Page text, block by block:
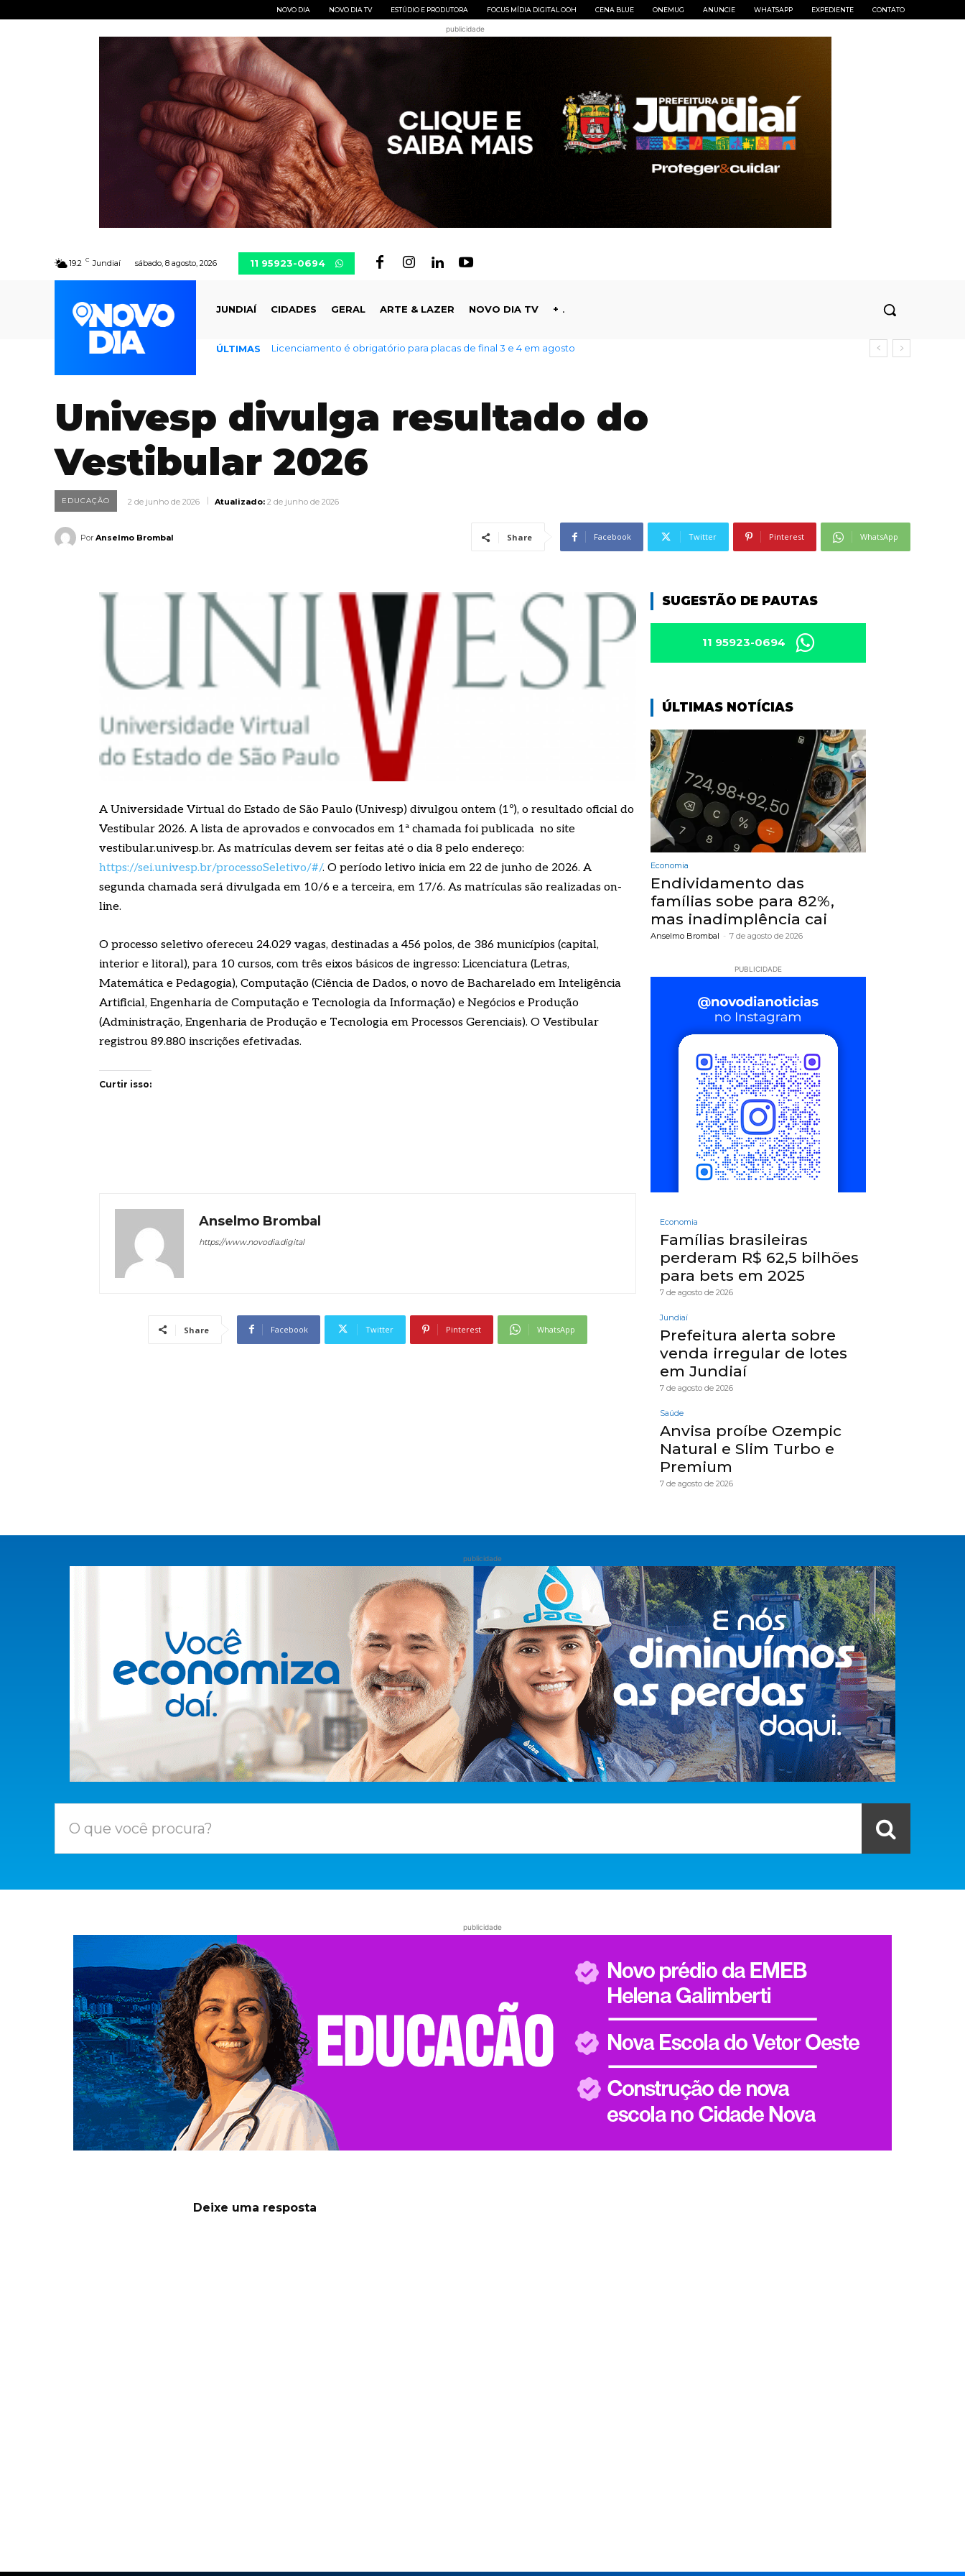
NOVO DIA NOVO DIA TV ESTÚDIO E PRODUTORA FOCUS MÍDIA DIGITAL OOH CENA BLUE ONEMUG ANUNCIE WHATSAPP EXPEDIENTE CONTATO
publicidade
19.2 C Jundiaí sábado, 8 agosto, 2026 11 95923-0694
JUNDIAÍ CIDADES GERAL ARTE & LAZER NOVO DIA TV +
ÚLTIMAS Endividamento das famílias sobe para 82%, mas inadimplência cai
Licenciamento é obrigatório para placas de final 3 e 4 em agosto
Univesp divulga resultado do
Vestibular 2026
EDUCAÇÃO 2 de junho de 2026 Atualizado: 2 de junho de 2026
Por Anselmo Brombal Share Facebook Twitter Pinterest WhatsApp
A Universidade Virtual do Estado de São Paulo (Univesp) divulgou ontem (1º), o resultado oficial do
Vestibular 2026. A lista de aprovados e convocados em 1ª chamada foi publicada no site
vestibular.univesp.br. As matrículas devem ser feitas até o dia 8 pelo endereço:
https://sei.univesp.br/processoSeletivo/#/. O período letivo inicia em 22 de junho de 2026. A
segunda chamada será divulgada em 10/6 e a terceira, em 17/6. As matrículas são realizadas on-
line.
O processo seletivo ofereceu 24.029 vagas, destinadas a 456 polos, de 386 municípios (capital,
interior e litoral), para 10 cursos, com três eixos básicos de ingresso: Licenciatura (Letras,
Matemática e Pedagogia), Computação (Ciência de Dados, o novo de Bacharelado em Inteligência
Artificial, Engenharia de Computação e Tecnologia da Informação) e Negócios e Produção
(Administração, Engenharia de Produção e Tecnologia em Processos Gerenciais). O Vestibular
registrou 89.880 inscrições efetivadas.
Curtir isso:
Anselmo Brombal
https://www.novodia.digital
Share Facebook Twitter Pinterest WhatsApp
SUGESTÃO DE PAUTAS
11 95923-0694
ÚLTIMAS NOTÍCIAS
Economia
Endividamento das
famílias sobe para 82%,
mas inadimplência cai
Anselmo Brombal - 7 de agosto de 2026
PUBLICIDADE
Economia
Famílias brasileiras
perderam R$ 62,5 bilhões
para bets em 2025
7 de agosto de 2026
Jundiaí
Prefeitura alerta sobre
venda irregular de lotes
em Jundiaí
7 de agosto de 2026
Saúde
Anvisa proíbe Ozempic
Natural e Slim Turbo e
Premium
7 de agosto de 2026
publicidade
O que você procura?
publicidade
Deixe uma resposta